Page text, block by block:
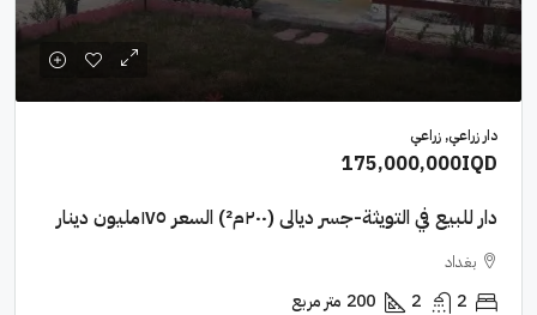
دار زراعي, زراعي
175,000,000IQD
دار للبيع في التويثة-جسر ديالى (٢٠٠م²) السعر ١٧٥مليون دينار
بغداد
2
2
200 متر مربع